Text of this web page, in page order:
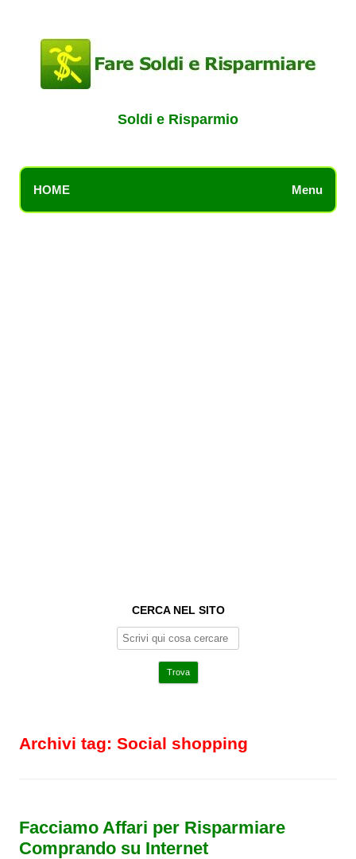
Soldi e Risparmio
HOME Menu
CERCA NEL SITO
Archivi tag: Social shopping
Facciamo Affari per Risparmiare
Comprando su Internet